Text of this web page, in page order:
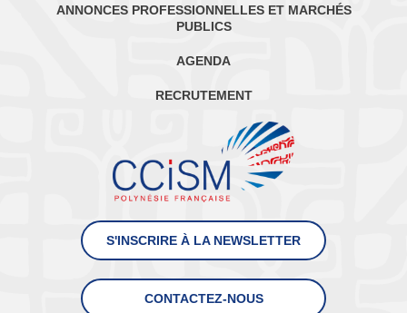
ANNONCES PROFESSIONNELLES ET MARCHÉS
PUBLICS
AGENDA
RECRUTEMENT
S'INSCRIRE À LA NEWSLETTER
CONTACTEZ-NOUS